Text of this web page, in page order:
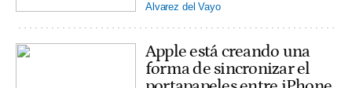
Alvarez del Vayo
Apple está creando una
forma de sincronizar el